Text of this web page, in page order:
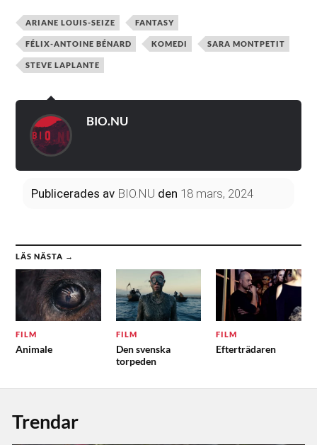
ARIANE LOUIS-SEIZE FANTASY
FÉLIX-ANTOINE BÉNARD KOMEDI SARA MONTPETIT
STEVE LAPLANTE
BIO.NU
Publicerades av BIO.NU den 18 mars, 2024
LÄS NÄSTA →
FILM
Animale
FILM
Den svenska
torpeden
FILM
Efterträdaren
Trendar